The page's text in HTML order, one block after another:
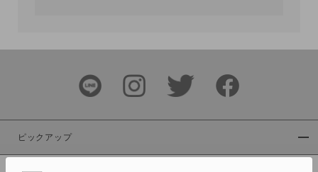
ブランド
ピックアップ